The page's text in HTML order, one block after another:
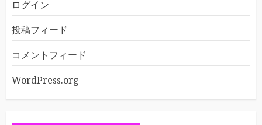
ログイン
投稿フィード
コメントフィード
WordPress.org